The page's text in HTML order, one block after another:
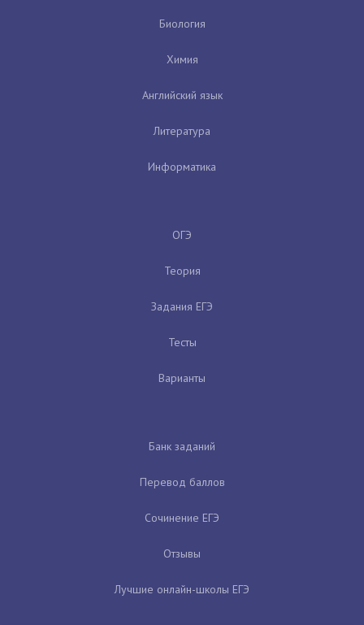
Биология
Химия
Английский язык
Литература
Информатика
ОГЭ
Теория
Задания ЕГЭ
Тесты
Варианты
Банк заданий
Перевод баллов
Сочинение ЕГЭ
Отзывы
Лучшие онлайн-школы ЕГЭ